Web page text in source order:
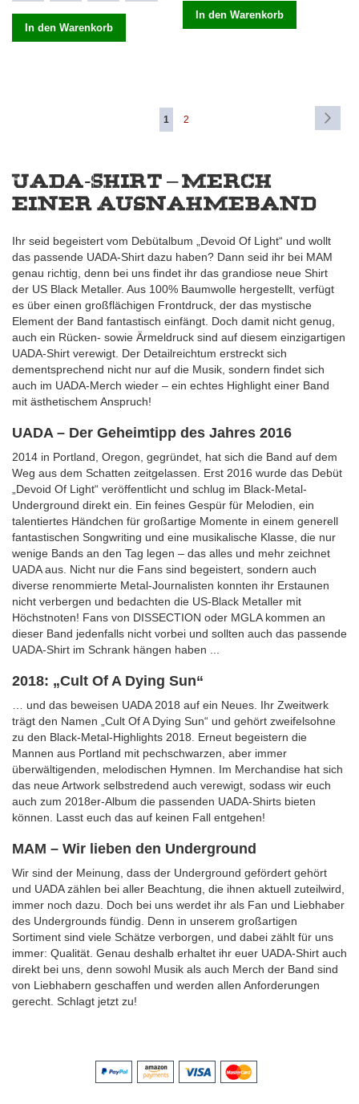
In den Warenkorb
In den Warenkorb
Seite
Sie
Seite
1 Seite
2
UADA-Shirt – Merch
einer Ausnahmeband
Ihr seid begeistert vom Debütalbum „Devoid Of Light“ und wollt
das passende UADA-Shirt dazu haben? Dann seid ihr bei MAM
genau richtig, denn bei uns findet ihr das grandiose neue Shirt
der US Black Metaller. Aus 100% Baumwolle hergestellt, verfügt
es über einen großflächigen Frontdruck, der das mystische
Element der Band fantastisch einfängt. Doch damit nicht genug,
auch ein Rücken- sowie Ärmeldruck sind auf diesem einzigartigen
UADA-Shirt verewigt. Der Detailreichtum erstreckt sich
dementsprechend nicht nur auf die Musik, sondern findet sich
auch im UADA-Merch wieder – ein echtes Highlight einer Band
mit ästhetischem Anspruch!
UADA – Der Geheimtipp des Jahres 2016
2014 in Portland, Oregon, gegründet, hat sich die Band auf dem
Weg aus dem Schatten zeitgelassen. Erst 2016 wurde das Debüt
„Devoid Of Light“ veröffentlicht und schlug im Black-Metal-
Underground direkt ein. Ein feines Gespür für Melodien, ein
talentiertes Händchen für großartige Momente in einem generell
fantastischen Songwriting und eine musikalische Klasse, die nur
wenige Bands an den Tag legen – das alles und mehr zeichnet
UADA aus. Nicht nur die Fans sind begeistert, sondern auch
diverse renommierte Metal-Journalisten konnten ihr Erstaunen
nicht verbergen und bedachten die US-Black Metaller mit
Höchstnoten! Fans von DISSECTION oder MGLA kommen an
dieser Band jedenfalls nicht vorbei und sollten auch das passende
UADA-Shirt im Schrank hängen haben ...
2018: „Cult Of A Dying Sun“
… und das beweisen UADA 2018 auf ein Neues. Ihr Zweitwerk
trägt den Namen „Cult Of A Dying Sun“ und gehört zweifelsohne
zu den Black-Metal-Highlights 2018. Erneut begeistern die
Mannen aus Portland mit pechschwarzen, aber immer
überwältigenden, melodischen Hymnen. Im Merchandise hat sich
das neue Artwork selbstredend auch verewigt, sodass wir euch
auch zum 2018er-Album die passenden UADA-Shirts bieten
können. Lasst euch das auf keinen Fall entgehen!
MAM – Wir lieben den Underground
Wir sind der Meinung, dass der Underground gefördert gehört
und UADA zählen bei aller Beachtung, die ihnen aktuell zuteilwird,
immer noch dazu. Doch bei uns werdet ihr als Fan und Liebhaber
des Undergrounds fündig. Denn in unserem großartigen
Sortiment sind viele Schätze verborgen, und dabei zählt für uns
immer: Qualität. Genau deshalb erhaltet ihr euer UADA-Shirt auch
direkt bei uns, denn sowohl Musik als auch Merch der Band sind
von Liebhabern geschaffen und werden allen Anforderungen
gerecht. Schlagt jetzt zu!